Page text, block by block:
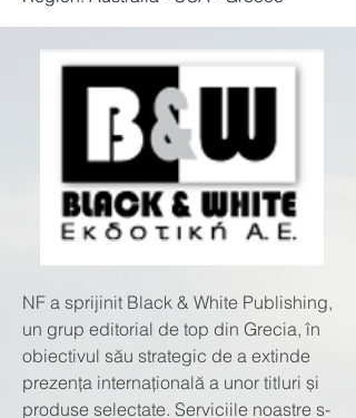
NF a sprijinit Black & White Publishing,
un grup editorial de top din Grecia, în
obiectivul său strategic de a extinde
prezența internațională a unor titluri și
produse selectate. Serviciile noastre s-